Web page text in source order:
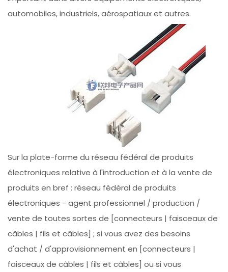
automobiles, industriels, aérospatiaux et autres.
Sur la plate-forme du réseau fédéral de produits
électroniques relative à l'introduction et à la vente de
produits en bref : réseau fédéral de produits
électroniques - agent professionnel / production /
vente de toutes sortes de [connecteurs | faisceaux de
câbles | fils et câbles] ; si vous avez des besoins
d'achat / d'approvisionnement en [connecteurs |
faisceaux de câbles | fils et câbles] ou si vous